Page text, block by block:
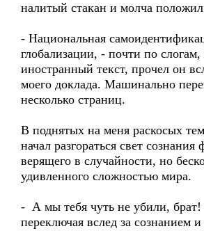
налитый стакан и молча
- Национальная
глобализации, - почти по слогам,
иностранный текст, прочел он
моего доклада. Машинально
несколько страниц.
В поднятых на меня раскосых
начал разгораться свет
верящего в случайности, но
удивленного сложностью мира.
- А мы тебя чуть не убили, брат!
переключая вслед за сознанием